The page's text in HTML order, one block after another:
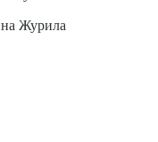
Журила